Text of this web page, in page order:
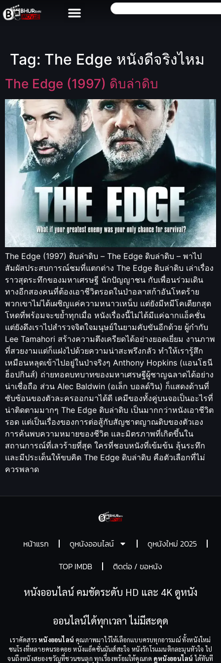
Tag: The Edge หนังดีจริงไหม
The Edge (1997) ดิบล่าดิบ
The Edge (1997) ดิบล่าดิบ – The Edge ดิบล่าดิบ – พาไป
สัมผัสประสบการณ์ชมที่แตกต่าง The Edge ดิบล่าดิบ เล่าเรื่อง
ราวสุดระทึกของมหาเศรษฐี นักปัญญาชน กับเพื่อนร่วมเดิน
ทางอีกสองคนที่ต้องเอาชีวิตรอดในป่าอลาสก้าอันโหดร้าย
พวกเขาไม่ได้เผชิญแค่ความหนาวเหน็บ แต่ยังมีหมีโคเดียกสุด
โหดที่พร้อมจะขย้ำทุกเมื่อ หนังเรื่องนี้ไม่ได้มีแค่ฉากแอ็คชั่น
แต่ยังดึงเราไปสำรวจจิตใจมนุษย์ในยามคับขันอีกด้วย ผู้กำกับ
Lee Tamahori สร้างความตึงเครียดได้อย่างยอดเยี่ยม งานภาพ
ที่สวยงามแต่ก็แฝงไปด้วยความน่าสะพรึงกลัว ทำให้เรารู้สึก
เหมือนหลุดเข้าไปอยู่ในป่าจริงๆ Anthony Hopkins (แอนโธนี
ฮ็อปกินส์) ถ่ายทอดบทบาทของมหาเศรษฐีผู้ชาญฉลาดได้อย่าง
น่าเชื่อถือ ส่วน Alec Baldwin (อเล็ก บอลด์วิน) ก็แสดงด้านที่
ซับซ้อนของตัวละครออกมาได้ดี เคมีของทั้งคู่บนจอเป็นอะไรที่
น่าติดตามมากๆ The Edge ดิบล่าดิบ เป็นมากกว่าหนังเอาชีวิต
รอด แต่เป็นเรื่องของการต่อสู้กับสัญชาตญาณดิบของตัวเอง
การค้นพบความหมายของชีวิต และมิตรภาพที่เกิดขึ้นใน
สถานการณ์ที่เลวร้ายที่สุด ใครที่ชอบหนังที่เข้มข้น ลุ้นระทึก
และมีประเด็นให้ขบคิด The Edge ดิบล่าดิบ คือตัวเลือกที่ไม่
ควรพลาด
หน้าแรก ดูหนังออนไลน์
ดูหนังใหม่ 2025
TOP IMDB
ติดต่อ / ขอหนัง
หนังออนไลน์ คมชัดระดับ HD และ 4K ดูหนัง
ออนไลน์ได้ทุกเวลา ไม่มีสะดุด
เราคัดสรรหนังออนไลน์ คุณภาพมาไว้ให้เลือกแบบครบทุกอารมณ์ ทั้งหนังใหม่
ชนโรงที่หลายคนรอคอย หนังแอ็คชั่นมันส์สะใจ หนังรักโรแมนติกละมุนหัวใจ ไป
จนถึงหนังสยองขวัญที่ชวนขนลุก ทุกเรื่องพร้อมให้คุณกด ดูหนังออนไลน์ ได้ทันที